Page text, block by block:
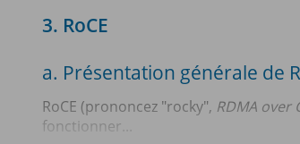
3. RoCE
a. Présentation générale de
RoCE (prononcez "rocky", RDMA over
fonctionner...